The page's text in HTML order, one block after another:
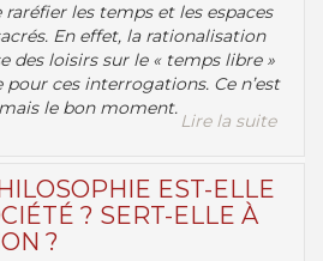
raréfier les temps et les espaces
En effet, la rationalisation
des loisirs sur le « temps libre »
pour ces interrogations. Ce n’est
le bon moment.
Lire la suite
EST-ELLE
? SERT-ELLE À
?